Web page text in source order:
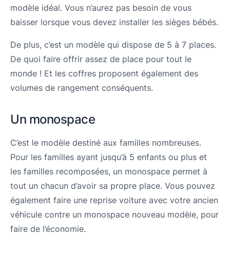
modèle idéal. Vous n’aurez pas besoin de vous
baisser lorsque vous devez installer les sièges bébés.
De plus, c’est un modèle qui dispose de 5 à 7 places.
De quoi faire offrir assez de place pour tout le
monde ! Et les coffres proposent également des
volumes de rangement conséquents.
Un monospace
C’est le modèle destiné aux familles nombreuses.
Pour les familles ayant jusqu’à 5 enfants ou plus et
les familles recomposées, un monospace permet à
tout un chacun d’avoir sa propre place. Vous pouvez
également faire une reprise voiture avec votre ancien
véhicule contre un monospace nouveau modèle, pour
faire de l’économie.